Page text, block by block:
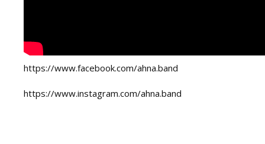
https://www.facebook.com/ahna.band
https://www.instagram.com/ahna.band